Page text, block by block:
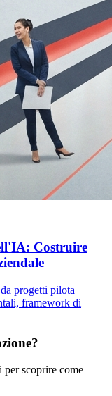
Costruire
progetti pilota
framework di
per scoprire come